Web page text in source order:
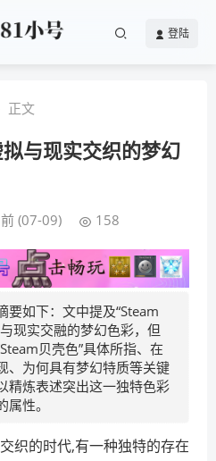
登陆
正文
与现实交织的梦幻
(07-09) 158
要如下：文中提及“Steam
现实交融的梦幻色彩，但
贝壳色”具体所指、在
、为何具有梦幻特质等关键
精炼表述突出这一独特色彩
性。
织的时代,有一种独特的存在